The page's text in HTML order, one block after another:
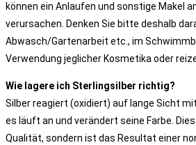
können ein Anlaufen und sonstige Makel
verursachen. Denken Sie bitte deshalb
Abwasch/Gartenarbeit etc., im
Verwendung jeglicher Kosmetika oder
Wie lagere ich Sterlingsilber richtig?
Silber reagiert (oxidiert) auf lange Sicht
es läuft an und verändert seine Farbe.
Qualität, sondern ist das Resultat einer